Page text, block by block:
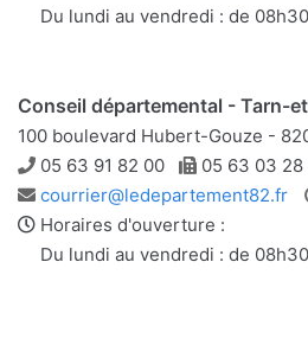
mail
Du lundi au vendredi : de
Conseil départemental - Tarn-
100 boulevard Hubert-Gouze -
Téléphone
05 63 91 82 00 Télécopie
05 63 03 28
Adresse
e-
mail
courrier@ledepartement82.fr
Horaires d'ouverture :
Du lundi au vendredi : de